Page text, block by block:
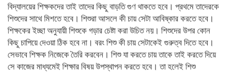
বিদ্যালয়ের শিক্ষকদের তাই তাদের কিছু বাড়তি গুণ থাকতে হবে। প্রথমে তাদেরকে
শিশুদের সাথে মিশতে হবে। শিশুরা আসলে কী চায় সেটা আবিষ্কার করতে হবে।
শিক্ষকের ইচ্ছা অনুযায়ী শিশুকে গড়ার চেষ্টা করা উচিত নয়। শিশুদের উপর কোন
কিছু চাপিয়ে দেওয়া ঠিক হবে না। বরং শিশু কী চায় সেটাকেই গুরুত্ব দিতে হবে।
সেভাবে শিক্ষক নিজেকে তৈরি করবেন। শিশু যা করতে চায় তাকে তাই করতে দিয়ে
সে কাজের মাধ্যমেই শিক্ষার বিষয় উপস্থাপন করতে হবে। তা হলেই শিশু